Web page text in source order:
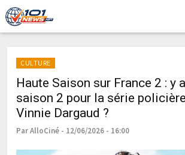
CULTURE
Haute Saison sur France 2 : y
saison 2 pour la série
Vinnie Dargaud ?
Par AlloCiné - 12/06/2026 - 16:00